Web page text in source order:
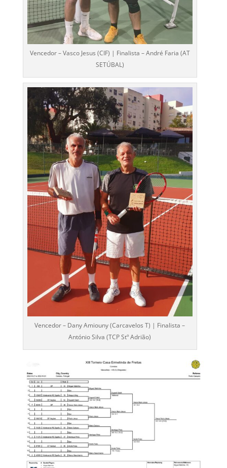
Vencedor – Vasco Jesus (CIF) | Finalista – André Faria (AT
SETÚBAL)
Vencedor – Dany Amiouny (Carcavelos T) | Finalista –
António Silva (TCP Stº Adrião)